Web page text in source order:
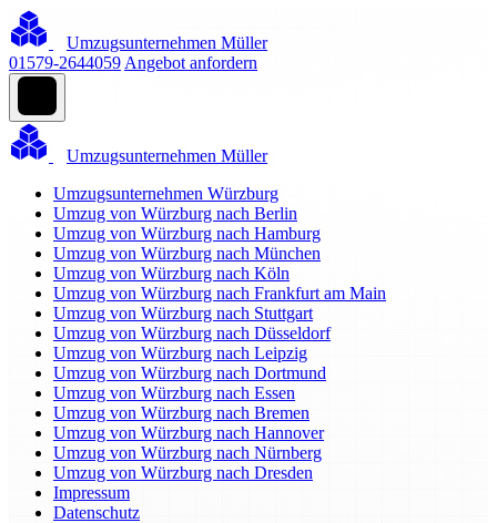
Umzugsunternehmen Müller
01579-2644059 Angebot anfordern
Umzugsunternehmen Müller
Umzugsunternehmen Würzburg
Umzug von Würzburg nach Berlin
Umzug von Würzburg nach Hamburg
Umzug von Würzburg nach München
Umzug von Würzburg nach Köln
Umzug von Würzburg nach Frankfurt am Main
Umzug von Würzburg nach Stuttgart
Umzug von Würzburg nach Düsseldorf
Umzug von Würzburg nach Leipzig
Umzug von Würzburg nach Dortmund
Umzug von Würzburg nach Essen
Umzug von Würzburg nach Bremen
Umzug von Würzburg nach Hannover
Umzug von Würzburg nach Nürnberg
Umzug von Würzburg nach Dresden
Impressum
Datenschutz